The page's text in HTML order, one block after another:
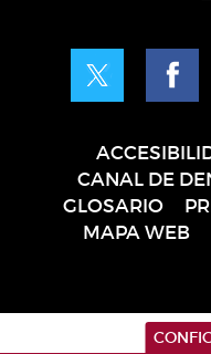
página
CANAL DE
GLOSARIO
MAPA WEB